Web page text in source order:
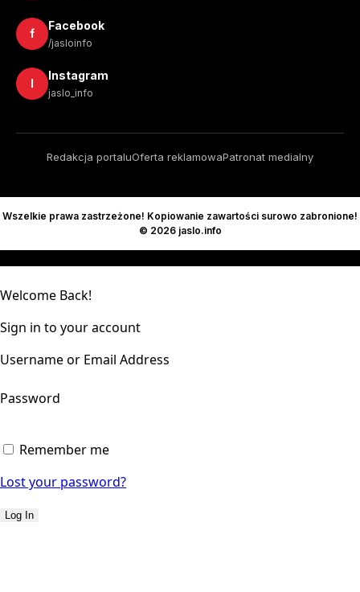
f
Facebook
/jasloinfo
I
Instagram
jaslo_info
Redakcja portaluOferta reklamowaPatronat medialny
Wszelkie prawa zastrzeżone! Kopiowanie zawartości surowo zabronione!
© 2026 jaslo.info
Welcome Back!
Sign in to your account
Username or Email Address
Password
Remember me
Lost your password?